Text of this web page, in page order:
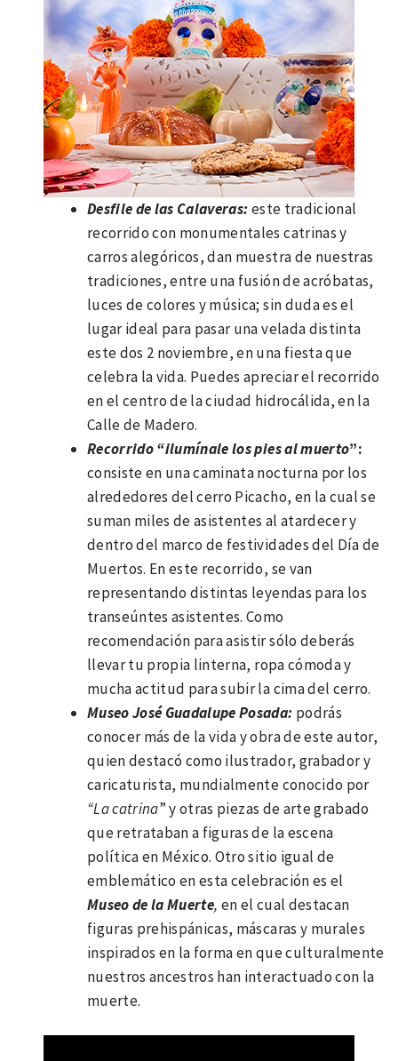
Desfile de las Calaveras:este tradicional
recorrido con monumentales catrinas y
carros alegóricos, dan muestra de nuestras
tradiciones, entre una fusión de acróbatas,
luces de colores y música; sin duda es el
lugar ideal para pasar una velada distinta
este dos 2 noviembre, en una fiesta que
celebra la vida. Puedes apreciar el recorrido
en el centro de la ciudad hidrocálida, en la
Calle de Madero.
Recorrido “ilumínale los pies al muerto”:
consiste en una caminata nocturna por los
alrededores del cerro Picacho, en la cual se
suman miles de asistentes al atardecer y
dentro del marco de festividades del Día de
Muertos. En este recorrido, se van
representando distintas leyendas para los
transeúntes asistentes. Como
recomendación para asistir sólo deberás
llevar tu propia linterna, ropa cómoda y
mucha actitud para subir la cima del cerro.
Museo José Guadalupe Posada: podrás
conocer más de la vida y obra de este autor,
quien destacó como ilustrador, grabador y
caricaturista, mundialmente conocido por
“La catrina” y otras piezas de arte grabado
que retrataban a figuras de la escena
política en México. Otro sitio igual de
emblemático en esta celebración es el
Museo de la Muerte, en el cual destacan
figuras prehispánicas, máscaras y murales
inspirados en la forma en que culturalmente
nuestros ancestros han interactuado con la
muerte.